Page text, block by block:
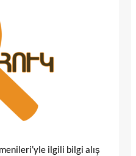
ilgili bilgi alış